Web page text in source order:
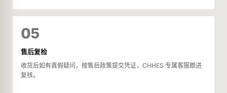
05
售后复检
收货后如有真假疑问，按售后政策提交凭证，CHHES 专属客服跟进
复核。